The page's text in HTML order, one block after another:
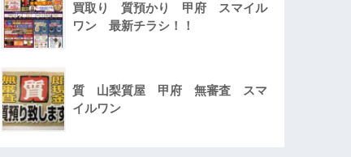
買取り 質預かり 甲府 スマイル
ワン 最新チラシ！！
質 山梨質屋 甲府 無審査 スマ
イルワン